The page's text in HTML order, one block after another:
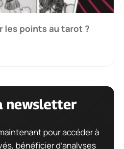
les points au tarot ?
newsletter
pour accéder à
bénéficier d’analyses